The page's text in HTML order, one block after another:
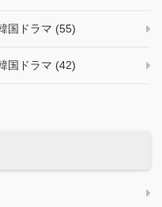
国ドラマ (55)
国ドラマ (42)